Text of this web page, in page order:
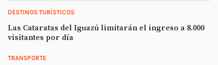
DESTINOS TURÍSTICOS
Las Cataratas del Iguazú limitarán el ingreso a 8.000
visitantes por día
TRANSPORTE